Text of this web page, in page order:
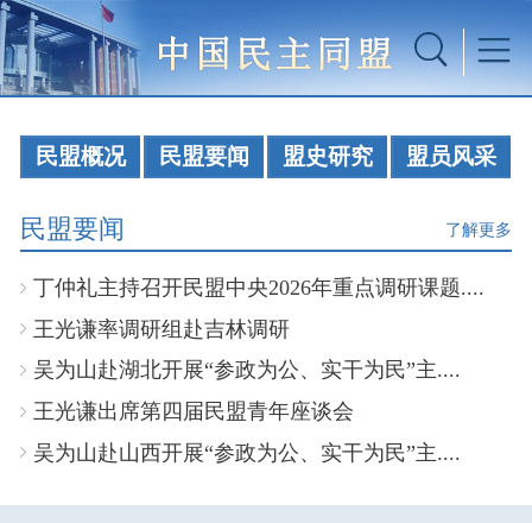
民盟概况 民盟要闻 盟史研究 盟员风采
民盟要闻 了解更多
丁仲礼主持召开民盟中央2026年重点调研课题....
王光谦率调研组赴吉林调研
吴为山赴湖北开展“参政为公、实干为民”主....
王光谦出席第四届民盟青年座谈会
吴为山赴山西开展“参政为公、实干为民”主....